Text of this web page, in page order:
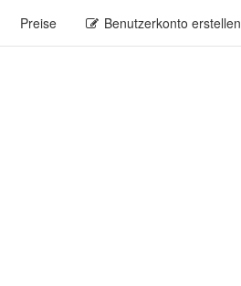
Preise Benutzerkonto erstellen